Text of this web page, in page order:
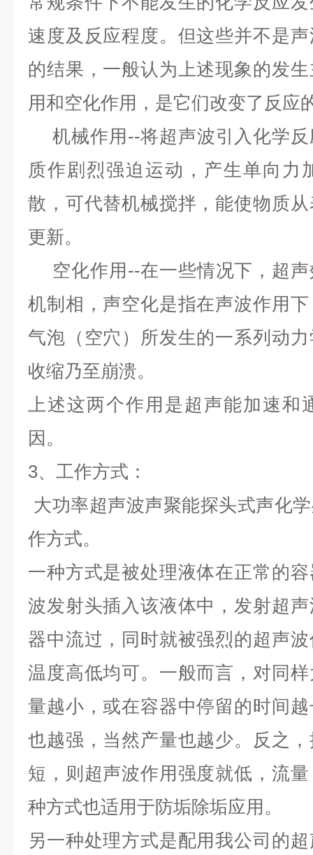
速度及反应程度。但这些并不是
的结果，一般认为上述现象的发
用和空化作用，是它们改变了反应
机械作用 --将超声波引入化学
质作剧烈强迫运动，产生单向力
散，可代替机械搅拌，能使物质
更新。
空化作用 --在一些情况下，超
机制相，声空化是指在声波作用
气泡（空穴）所发生的一系列动
收缩乃至崩溃。
上述这两个作用是超声能加速和
因。
3、工作方式：
大功率超声波声聚能探头式声化
作方式。
一种方式是被处理液体在正常的
波发射头插入该液体中，发射超
器中流过，同时就被强烈的超声
温度高低均可。一般而言，对同
量越小，或在容器中停留的时间
也越强，当然产量也越少。反之
短，则超声波作用强度就低，流
种方式也适用于防垢除垢应用。
另一种处理方式是配用我公司的